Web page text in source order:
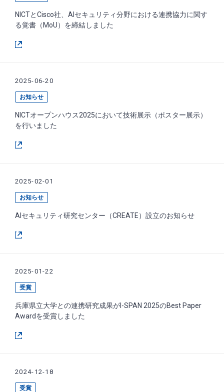
NICTとCisco社、AIセキュリティ分野における連携協力に関す
る覚書（MoU）を締結しました
2025-06-20
お知らせ
NICTオープンハウス2025において技術展示（ポスター展示）
を行いました
2025-02-01
お知らせ
AIセキュリティ研究センター（CREATE）設立のお知らせ
2025-01-22
受賞
兵庫県立大学との連携研究成果がI-SPAN 2025のBest Paper
Awardを受賞しました
2024-12-18
受賞